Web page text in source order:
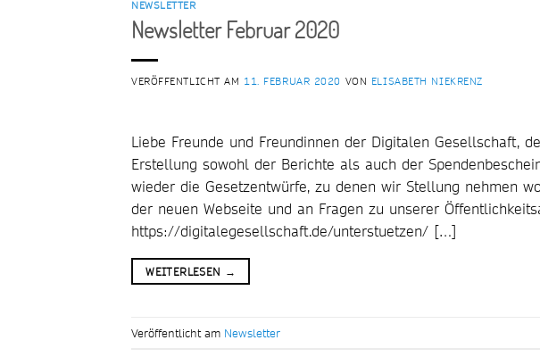
NEWSLETTER
Newsletter Februar 2020
VERÖFFENTLICHT AM 11. FEBRUAR 2020 VON ELISABETH NIEKRENZ
Liebe Freunde und Freundinnen der Digitalen Gesellschaft,
Erstellung sowohl der Berichte als auch der
wieder die Gesetzentwürfe, zu denen wir Stellung nehmen
der neuen Webseite und an Fragen zu unserer
https://digitalegesellschaft.de/unterstuetzen/ […]
WEITERLESEN →
Veröffentlicht am Newsletter